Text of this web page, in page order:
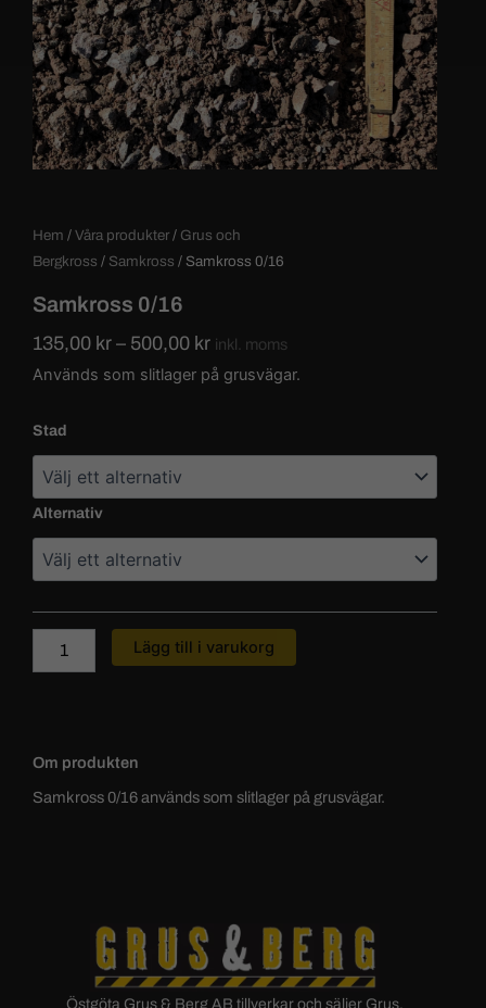
Hem / Våra produkter / Grus och
Bergkross / Samkross / Samkross 0/16
Samkross 0/16
135,00 kr – 500,00 krPrisintervall:
135,00 kr108,00 kr
inkl. moms
Används som slitlager på grusvägar.
Stad
Alternativ
Samkross
mängd
Lägg till i varukorg
Om produkten
Samkross 0/16 används som slitlager på grusvägar.
Östgöta Grus & Berg AB tillverkar och säljer Grus,